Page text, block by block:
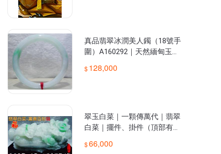
真品翡翠冰潤美人鐲（18號手
圍）A160292｜天然緬甸玉真
適合一般女性。
128,000
翠玉白菜｜一顆傳萬代｜翡翠
白菜｜擺件、掛件（頂部有穿
座（圖7）
66,000